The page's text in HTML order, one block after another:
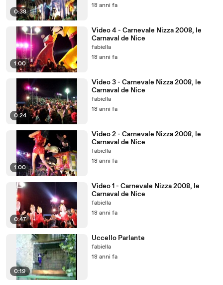
0:38
18 anni fa
1:00
Video 4 - Carnevale Nizza 2008, le
Carnaval de Nice
fabiella
18 anni fa
0:24
Video 3 - Carnevale Nizza 2008, le
Carnaval de Nice
fabiella
18 anni fa
1:00
Video 2 - Carnevale Nizza 2008, le
Carnaval de Nice
fabiella
18 anni fa
0:47
Video 1 - Carnevale Nizza 2008, le
Carnaval de Nice
fabiella
18 anni fa
0:19
Uccello Parlante
fabiella
18 anni fa